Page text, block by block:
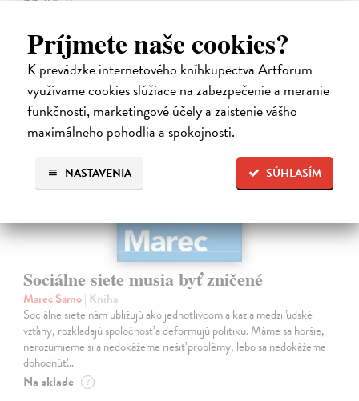
Príjmete naše cookies?
K prevádzke internetového kníhkupectva Artforum
využívame cookies slúžiace na zabezpečenie a meranie
funkčnosti, marketingové účely a zaistenie vášho
maximálneho pohodlia a spokojnosti.
SÚHLASÍM
NASTAVENIA
24,50 €
na sklade
Sociálne siete musia byť zničené
Marec Samo| Kniha
Sociálne siete nám ubližujú ako jednotlivcom a kazia medziľudské
vzťahy, rozkladajú spoločnosť a deformujú politiku. Máme sa horšie,
nerozumieme si a nedokážeme riešiť problémy, lebo sa nedokážeme
dohodnúť…
Na sklade ?